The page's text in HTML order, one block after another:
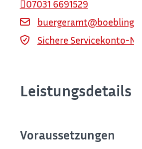
07031 6691529
Sichere Servicekonto-
Leistungsdetails
Voraussetzungen